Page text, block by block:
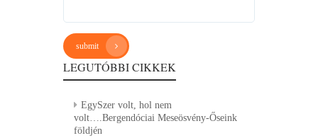
submit
LEGUTÓBBI CIKKEK
EgySzer volt, hol nem
volt….Bergendóciai Meseösvény-Őseink
földjén